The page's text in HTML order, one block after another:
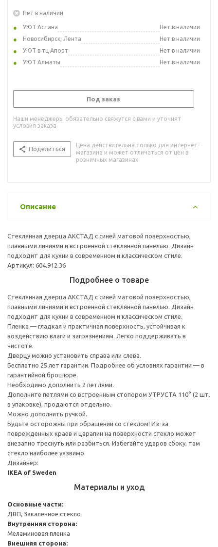
Нет в наличии
УЮТ Астана
Нет в наличии
Новосибирск, Лента
Нет в наличии
УЮТ в тц Апорт
Нет в наличии
УЮТ Алматы
Нет в наличии
Под заказ
Наши менеджеры обязательно свяжутся с вами и уточнят
условия заказа
Поделиться
Цена действительна только для интернет-
магазина и может отличаться от цен в
розничных магазинах
Описание
Стеклянная дверца АКСТАД с синей матовой поверхностью,
плавными линиями и встроенной стеклянной панелью. Дизайн
подходит для кухни в современном и классическом стиле.
Артикул: 604.912.36
Подробнее о товаре
Стеклянная дверца АКСТАД с синей матовой поверхностью,
плавными линиями и встроенной стеклянной панелью. Дизайн
подходит для кухни в современном и классическом стиле.
Пленка — гладкая и практичная поверхность, устойчивая к
воздействию влаги и загрязнениям. Легко поддерживать в
чистоте.
Дверцу можно установить справа или слева.
Бесплатно 25 лет гарантии. Подробнее об условиях гарантии — в
гарантийной брошюре.
Необходимо дополнить 2 петлями.
Дополните петлями со встроенным стопором УТРУСТА 110° (2 шт.
в упаковке), продаются отдельно.
Можно дополнить ручкой.
Будьте осторожны при обращении со стеклом! Из-за
поврежденных краев и царапин на поверхности стекло может
внезапно треснуть или разбиться. Избегайте ударов сбоку, там
стекло наиболее уязвимо.
Дизайнер:
IKEA of Sweden
Материалы и уход
Основные части:
ДВП, Закаленное стекло
Внутренняя сторона:
Меламиновая пленка
Внешняя сторона: